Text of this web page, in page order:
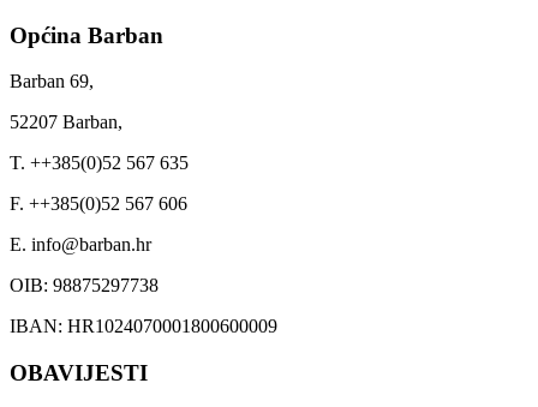
Općina Barban
Barban 69,
52207 Barban,
T. ++385(0)52 567 635
F. ++385(0)52 567 606
E. info@barban.hr
OIB: 98875297738
IBAN: HR1024070001800600009
OBAVIJESTI